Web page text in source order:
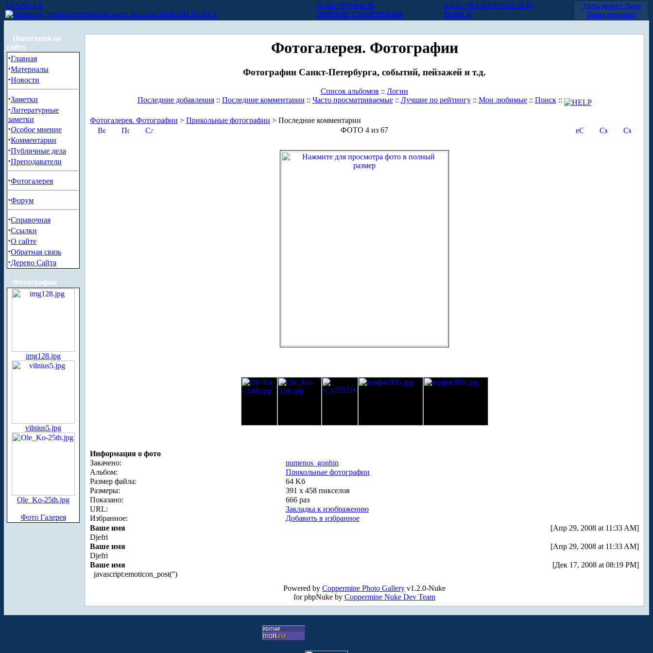
ГЛАВНАЯ
МЫСЛИ ВСЛУХ
ВАШ ПРОФИЛЬ
ЛИЧНЫЕ СООБЩЕНИЯ
БАЗА ПОЛЬЗОВАТЕЛЕЙ
ПОИСК
Здесь может быть
Ваша реклама!
Навигация по
сайту
·Главная
·Материалы
·Новости
·Заметки
·Литературные
заметки
·Особое мнение
·Комментарии
·Публичные дела
·Преподаватели
·Фотогалерея
·Форум
·Справочная
·Ссылки
·О сайте
·Обратная связь
·Дерево Сайта
Фотографии
img128.jpg
vilnius5.jpg
Ole_Ko-25th.jpg
Фото Галерея
Фотогалерея. Фотографии
Фотографии Санкт-Петербурга, событий, пейзажей и т.д.
Список альбомов :: Логин
Последние добавления:: Последние комментарии :: Часто просматриваемые:: Лучшие по рейтингу:: Мои любимые:: Поиск::
Фотогалерея. Фотографии > Прикольные фотографии > Последние комментарии
ФОТО 4 из 67
Информация о фото
Закачено:
numenos_gonhin
Альбом:
Прикольные фотографии
Размер файла:
64 Kб
Размеры:
391 x 458 пикселов
Показано:
666 раз
URL:
Закладка к изображению
Избранное:
Добавить в избранное
Ваше имя
[Апр 29, 2008 at 11:33 AM]
Djefri
Ваше имя
[Апр 29, 2008 at 11:33 AM]
Djefri
Ваше имя
[Дек 17, 2008 at 08:19 PM]
javascript:emoticon_post('')
Powered by Coppermine Photo Gallery v1.2.0-Nuke
for phpNuke by Coppermine Nuke Dev Team